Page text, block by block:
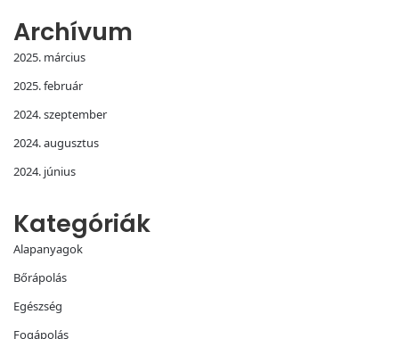
Archívum
2025. március
2025. február
2024. szeptember
2024. augusztus
2024. június
Kategóriák
Alapanyagok
Bőrápolás
Egészség
Fogápolás